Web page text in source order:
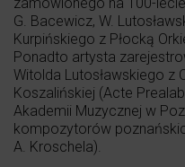
G. Bacewicz, W.
Kurpińskiego z Płocką
Ponadto artysta
Witolda Lutosławskiego z
Koszalińskiej (Acte
Akademii Muzycznej w
kompozytorów
A. Kroschela).